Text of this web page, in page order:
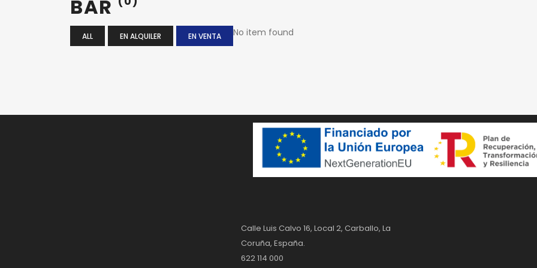
BAR
ALL EN ALQUILER EN VENTA No item found
Calle Luis Calvo 16, Local 2, Carballo, La
Coruña, España.
622 114 000